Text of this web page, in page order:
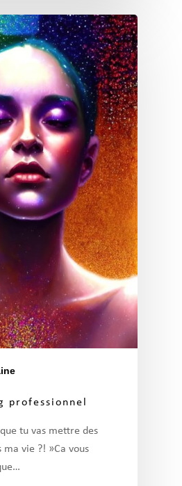
professionnel
que tu vas mettre des
ma vie ?! »Ca vous